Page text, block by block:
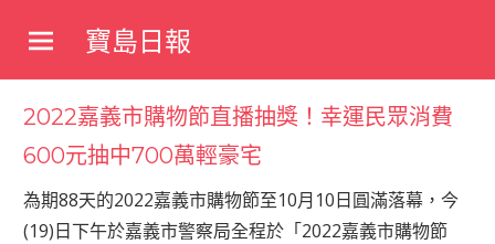
content
寶島日報
新
聞
網
2022嘉義市購物節直播抽獎！幸運民眾消費
600元抽中700萬輕豪宅
為期88天的2022嘉義市購物節至10月10日圓滿落幕，今
(19)日下午於嘉義市警察局全程於「2022嘉義市購物節